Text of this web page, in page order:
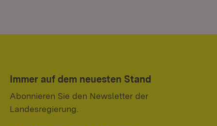
Immer auf dem neuesten Stand
Abonnieren Sie den Newsletter der
Landesregierung.